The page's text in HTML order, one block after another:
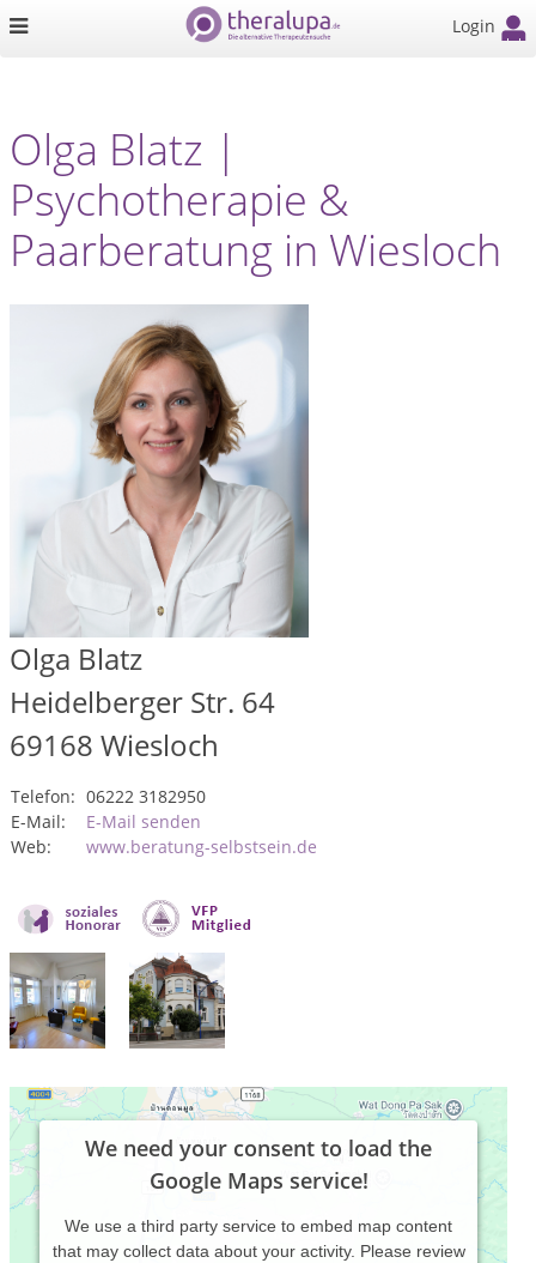
Login
Olga Blatz |
Psychotherapie &
Paarberatung in Wiesloch
Olga Blatz
Heidelberger Str. 64
69168 Wiesloch
Telefon: 06222 3182950
E-Mail:
E-Mail senden
Web:
www.beratung-selbstsein.de
We need your consent to load the
Google Maps service!
We use a third party service to embed map content
that may collect data about your activity. Please review